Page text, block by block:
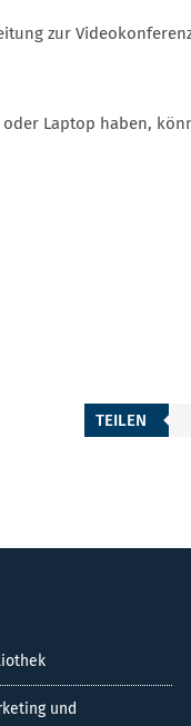
zur
Laptop haben,
TEILEN
und